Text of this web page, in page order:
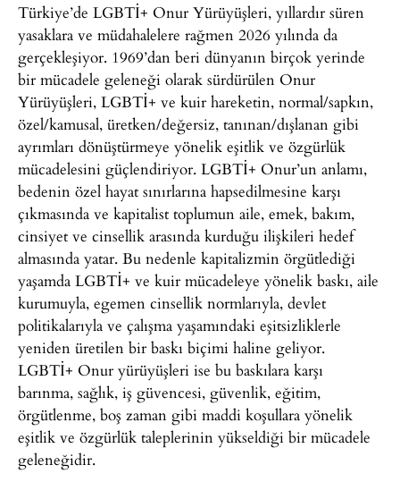
Türkiye’de LGBTİ+ Onur Yürüyüşleri, yıllardır süren
yasaklara ve müdahalelere rağmen 2026 yılında da
gerçekleşiyor. 1969’dan beri dünyanın birçok yerinde
bir mücadele geleneği olarak sürdürülen Onur
Yürüyüşleri, LGBTİ+ ve kuir hareketin, normal/sapkın,
özel/kamusal, üretken/değersiz, tanınan/dışlanan gibi
ayrımları dönüştürmeye yönelik eşitlik ve özgürlük
mücadelesini güçlendiriyor. LGBTİ+ Onur’un anlamı,
bedenin özel hayat sınırlarına hapsedilmesine karşı
çıkmasında ve kapitalist toplumun aile, emek, bakım,
cinsiyet ve cinsellik arasında kurduğu ilişkileri hedef
almasında yatar. Bu nedenle kapitalizmin örgütlediği
yaşamda LGBTİ+ ve kuir mücadeleye yönelik baskı, aile
kurumuyla, egemen cinsellik normlarıyla, devlet
politikalarıyla ve çalışma yaşamındaki eşitsizliklerle
yeniden üretilen bir baskı biçimi haline geliyor.
LGBTİ+ Onur yürüyüşleri ise bu baskılara karşı
barınma, sağlık, iş güvencesi, güvenlik, eğitim,
örgütlenme, boş zaman gibi maddi koşullara yönelik
eşitlik ve özgürlük taleplerinin yükseldiği bir mücadele
geleneğidir.